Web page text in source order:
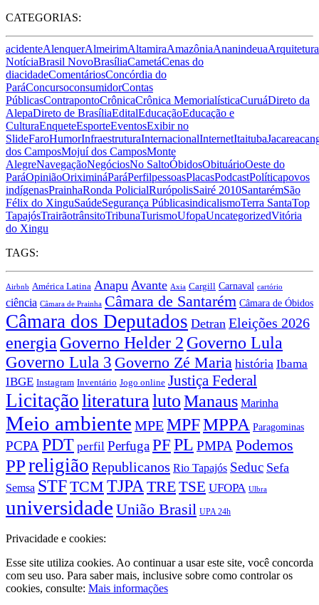
CATEGORIAS:
acidenteAlenquerAlmeirimAltamiraAmazôniaAnanindeuaArquitetura
NotíciaBrasil NovoBrasíliaCametáCenas do
diacidadeComentáriosConcórdia do
ParáConcursoconsumidorContas
PúblicasContrapontoCrônicaCrônica MemorialísticaCuruáDireto da
AlepaDireto de BrasíliaEditalEducaçãoEducação e
CulturaEnqueteEsporteEventosExibir no
SlideFaroHumorInfraestruturaInternacionalInternetItaituba
dos CamposMojuí dos CamposMonte
AlegreNavegaçãoNegóciosNo SaltoÓbidosObituárioOeste do
ParáOpiniãoOriximináParáPerfilpessoasPlacasPodcastPolíticapovos
indígenasPrainhaRonda PolicialRurópolisSairé 2010SantarémSão
Félix do XinguSaúdeSegurança PúblicasindicalismoTerra SantaTop
TapajósTrairãotrânsitoTribunaTurismoUfopaUncategorizedVitória
do Xingu
TAGS:
Airbnb América Latina Anapu Avante Axia Cargill Carnaval cartório
ciência Câmara de Prainha Câmara de Santarém Câmara de Óbidos
Câmara dos Deputados Detran Eleições 2026
energia Governo Helder 2 Governo Lula
Governo Lula 3 Governo Zé Maria história Ibama
IBGE Instagram Inventário Jogo online Justiça Federal
Licitaçãoliteratura lutoManaus Marinha
Meio ambiente MPEMPFMPPA Paragominas
PCPA PDT perfil PerfugaPFPL PMPA Podemos
PPreligião Republicanos Rio Tapajós Seduc Sefa
Semsa STFTCM TJPA TRETSE UFOPA Ulbra
universidade União Brasil UPA 24h
Privacidade e cookies:
Esse site utiliza cookies. Ao continuar a usar este site, você concorda
com seu uso. Para saber mais, inclusive sobre como controlar os
cookies, consulte: Mais informações